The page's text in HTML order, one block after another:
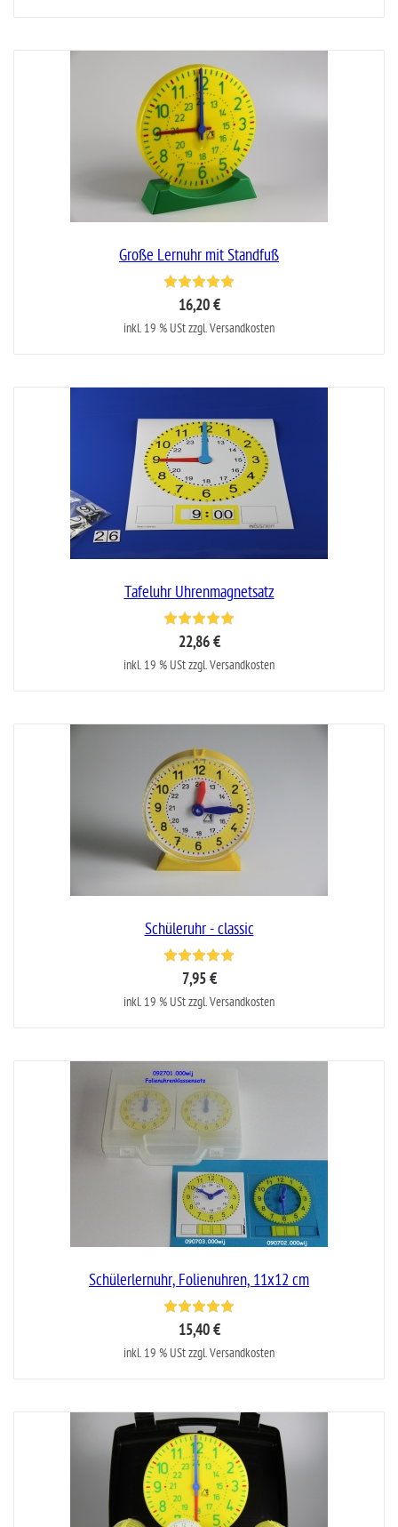
Große Lernuhr mit Standfuß
16,20 €
inkl. 19 % USt zzgl. Versandkosten
Tafeluhr Uhrenmagnetsatz
22,86 €
inkl. 19 % USt zzgl. Versandkosten
Schüleruhr - classic
7,95 €
inkl. 19 % USt zzgl. Versandkosten
Schülerlernuhr, Folienuhren, 11x12 cm
15,40 €
inkl. 19 % USt zzgl. Versandkosten